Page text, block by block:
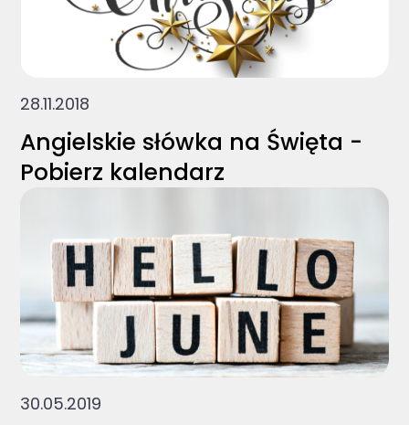
28.11.2018
Angielskie słówka na Święta -
Pobierz kalendarz
30.05.2019